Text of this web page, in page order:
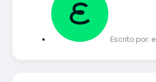
Escrito por: